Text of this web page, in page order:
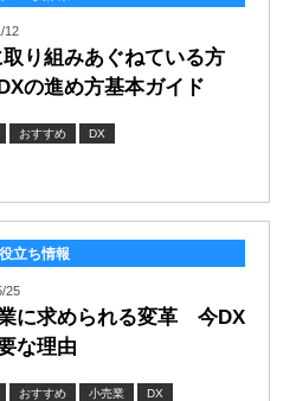
12
取り組みあぐねている方
の進め方基本ガイド
おすすめ DX
立ち情報
25
に求められる変革 今DX
な理由
おすすめ 小売業 DX